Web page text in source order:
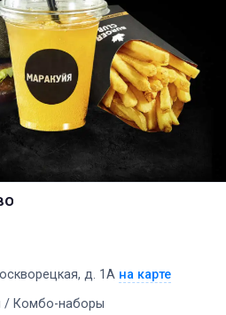
д. 1А на карте
/ Комбо-наборы